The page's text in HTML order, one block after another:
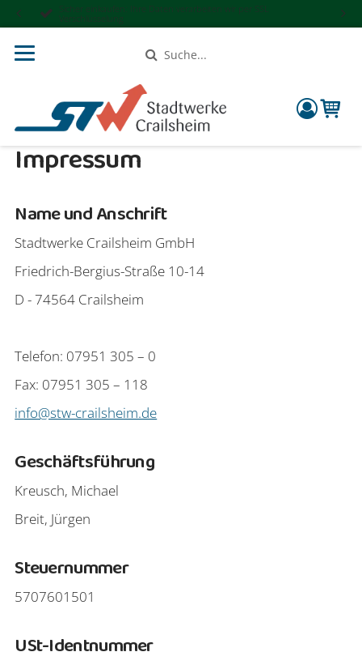
Sicher einkaufen: Ihre Daten verarbeiten wir per SSL
Verschlüsselung
Impressum
Name und Anschrift
Stadtwerke Crailsheim GmbH
Friedrich-Bergius-Straße 10-14
D - 74564 Crailsheim
Telefon: 07951 305 – 0
Fax: 07951 305 – 118
info@stw-crailsheim.de
Geschäftsführung
Kreusch, Michael
Breit, Jürgen
Steuernummer
5707601501
USt-Identnummer